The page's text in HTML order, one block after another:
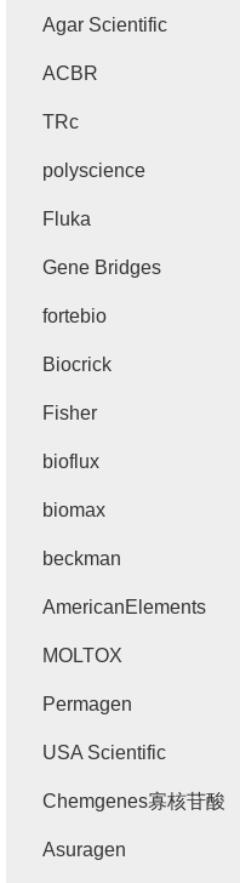
Agar Scientific
ACBR
TRc
polyscience
Fluka
Gene Bridges
fortebio
Biocrick
Fisher
bioflux
biomax
beckman
AmericanElements
MOLTOX
Permagen
USA Scientific
Chemgenes寡核苷酸
Asuragen